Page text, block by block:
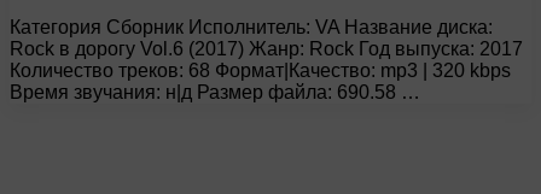
Категория Сборник Исполнитель: VA Название диска:
Rock в дорогу Vol.6 (2017) Жанр: Rock Год выпуска: 2017
Количество треков: 68 Формат|Качество: mp3 | 320 kbps
Время звучания: н|д Размер файла: 690.58 …